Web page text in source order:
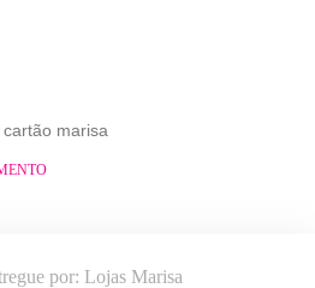
marisa
por: Lojas Marisa